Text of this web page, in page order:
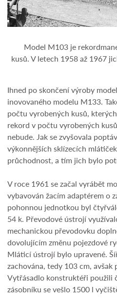
Model M103 je
kusů. V letech 1958 až 1967
Ihned po skončení výroby
inovovaného modelu M133.
počtu vyrobených kusů,
rekord v počtu vyrobených
nebude. Jak se zvyšovala
výkonnějších sklízecích
průchodnost, a tím jich bylo
V roce 1961 se začal vyrábět
vybavován žacím adaptérem o
pohonnou jednotkou byl
54 k. Převodové ústrojí
mechanickou převodovku
dovolujícím změnu pojezdové
Mláticí ústrojí bylo upravené.
zachována, tedy 103 cm,
Vytřásadlo konstruktéři použili
zásobníku se vešlo 1500 l